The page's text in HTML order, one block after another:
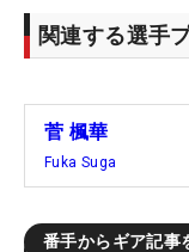
関連する選手
菅 楓華
Fuka Suga
番手からギア記事